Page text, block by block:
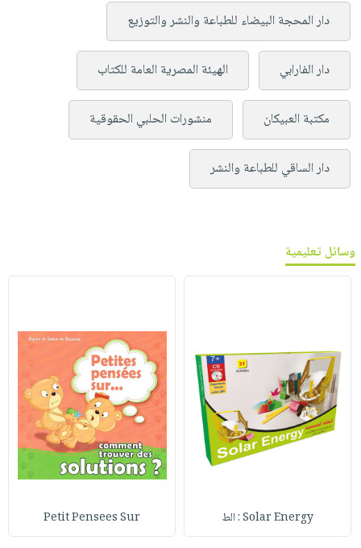
دار المحجة البيضاء للطباعة والنشر والتوزيع
دار الفارابي الهيئة المصرية العامة للكتاب
مكتبة العبيكان منشورات الحلبي الحقوقية
دار الساقي للطباعة والنشر
وسائل تعليمية
Solar Energy : الط Petit Pensees Sur